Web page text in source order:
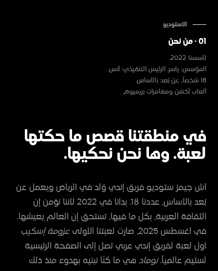
الاستوديو
01 · من نحن
تأسسنا 2022.
المؤسس: ياسر. الرئيس التنفيذي: أنس.
18 شخصاً، عن بُعد بالأساس.
ألعاب أكشن ومغامرات بريميوم.
في منطقتنا قصص ما حكتها
لعبة. وها نحن نحكيها.
آش جيمز ستوديو فريق إندي وُلد في الرياض ويعمل عن
بُعد بالأساس، عددنا 18. بدأنا في 2022 لأننا نؤمن إن
الثقافة العربية، بكل ما فيها، تستحق إن العالم يعيشها.
في أغسطس 2025، صارت لعبتنا الأولى
عزومة إسكيب
أول لعبة لفريق إندي عربي تصل إلى الصفحة الرئيسية
لستيم عالمياً.نوماد هي ما كنّا نبنيه بهدوء منذ ذلك